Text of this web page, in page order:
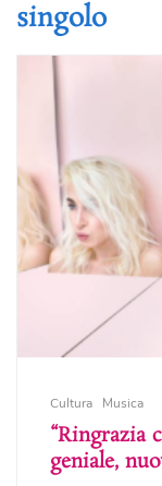
singolo
Cultura Musica
“Ringrazia
geniale,